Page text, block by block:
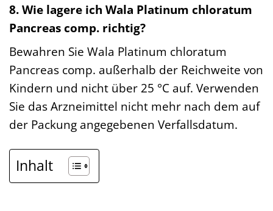
8. Wie lagere ich Wala Platinum chloratum
Pancreas comp. richtig?
Bewahren Sie Wala Platinum chloratum
Pancreas comp. außerhalb der Reichweite von
Kindern und nicht über 25 °C auf. Verwenden
Sie das Arzneimittel nicht mehr nach dem auf
der Packung angegebenen Verfallsdatum.
Inhalt